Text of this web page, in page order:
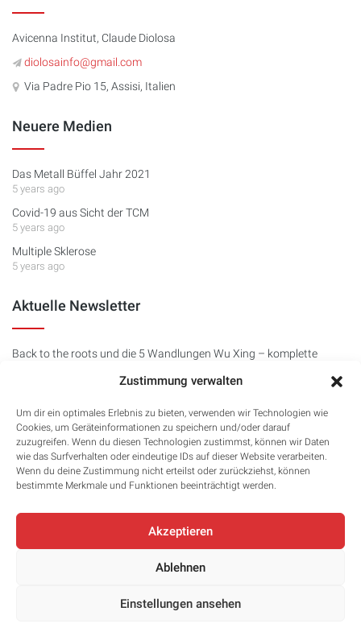
Zustimmung verwalten
Um dir ein optimales Erlebnis zu bieten, verwenden wir Technologien wie
Cookies, um Geräteinformationen zu speichern und/oder darauf
zuzugreifen. Wenn du diesen Technologien zustimmst, können wir Daten
wie das Surfverhalten oder eindeutige IDs auf dieser Website verarbeiten.
Wenn du deine Zustimmung nicht erteilst oder zurückziehst, können
bestimmte Merkmale und Funktionen beeinträchtigt werden.
Akzeptieren
Ablehnen
Einstellungen ansehen
Avicenna Institut, Claude Diolosa
diolosainfo@gmail.com
Via Padre Pio 15, Assisi, Italien
Neuere Medien
Das Metall Büffel Jahr 2021
5 years ago
Covid-19 aus Sicht der TCM
5 years ago
Multiple Sklerose
5 years ago
Aktuelle Newsletter
Back to the roots und die 5 Wandlungen Wu Xing – komplette
Avicenna Newsletter 40 - Der Divoc91 (Covid 19) und seine
Geschichte
1 year ago
Avicenna News 39 - Das Wasser Hasen Jahr 2023
3 years ago
Impressum|Datenschutz|AGB